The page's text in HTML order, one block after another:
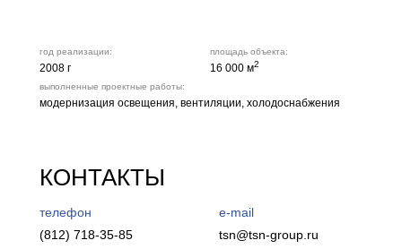
2008 г 16 000 м2
год реализации: площадь объекта:
модернизация освещения, вентиляции, холодоснабжения
выполненные проектные работы:
КОНТАКТЫ
телефон e-mail
tsn@tsn-group.ru
(812) 718-35-85